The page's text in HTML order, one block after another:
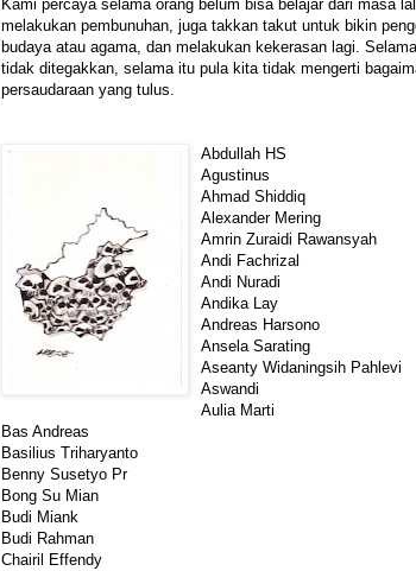
Kami percaya selama orang belum bisa belajar dari masa
melakukan pembunuhan, juga takkan takut untuk bikin
budaya atau agama, dan melakukan kekerasan lagi.
tidak ditegakkan, selama itu pula kita tidak mengerti
persaudaraan yang tulus.
Abdullah HS
Agustinus
Ahmad Shiddiq
Alexander Mering
Amrin Zuraidi Rawansyah
Andi Fachrizal
Andi Nuradi
Andika Lay
Andreas Harsono
Ansela Sarating
Aseanty Widaningsih Pahlevi
Aswandi
Aulia Marti
Bas Andreas
Basilius Triharyanto
Benny Susetyo Pr
Bong Su Mian
Budi Miank
Budi Rahman
Chairil Effendy